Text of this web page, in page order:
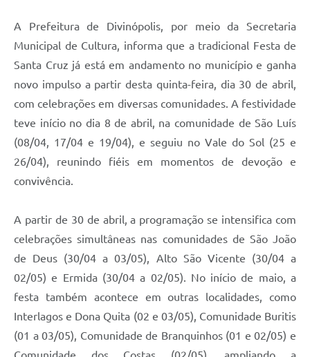
A Prefeitura de Divinópolis, por meio da Secretaria
Municipal de Cultura, informa que a tradicional Festa de
Santa Cruz já está em andamento no município e ganha
novo impulso a partir desta quinta-feira, dia 30 de abril,
com celebrações em diversas comunidades. A festividade
teve início no dia 8 de abril, na comunidade de São Luís
(08/04, 17/04 e 19/04), e seguiu no Vale do Sol (25 e
26/04), reunindo fiéis em momentos de devoção e
convivência.
A partir de 30 de abril, a programação se intensifica com
celebrações simultâneas nas comunidades de São João
de Deus (30/04 a 03/05), Alto São Vicente (30/04 a
02/05) e Ermida (30/04 a 02/05). No início de maio, a
festa também acontece em outras localidades, como
Interlagos e Dona Quita (02 e 03/05), Comunidade Buritis
(01 a 03/05), Comunidade de Branquinhos (01 e 02/05) e